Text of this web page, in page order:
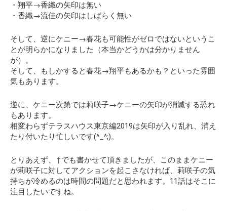
・翔平→香織の矢印は無い
・香織→流佳の矢印はしばらく無い
そして、逆にケニー→春花も可能性がゼロではないというこ
とが明らかになりました（本当かどうかは分かりません
が）。
そして、もしかすると春花→翔平もあるかも？といった雰囲
気もあります。
逆に、ケニー次第では莉咲子→ケニーの矢印が消滅する恐れ
もあります。
相変わらずテラスハウス東京編2019は矢印が入り乱れ、消え
たり付いたり忙しいです(^_^;)。
とりあえず、↑でも書かせて頂きましたが、このままケニー
が莉咲子に対してアクションを起こさなければ、莉咲子の気
持ちが冷めるのは時間の問題だと思われます。11話はそこに
注目したいですね。